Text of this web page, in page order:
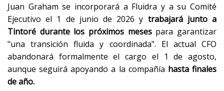
Juan Graham se incorporará a Fluidra y a su Comité
Ejecutivo el 1 de junio de 2026 y trabajará junto a
Tintoré durante los próximos mesespara garantizar
"una transición fluida y coordinada". El actual CFO
abandonará formalmente el cargo el 1 de agosto,
aunque seguirá apoyando a la compañía hasta finales
de año.